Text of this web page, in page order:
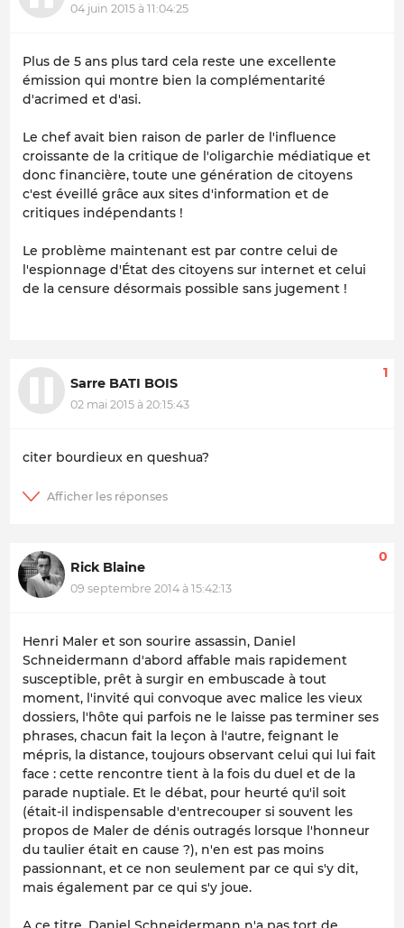
04 juin 2015 à 11:04:25
Plus de 5 ans plus tard cela reste une excellente
émission qui montre bien la complémentarité
d'acrimed et d'asi.
Le chef avait bien raison de parler de l'influence
croissante de la critique de l'oligarchie médiatique et
donc financière, toute une génération de citoyens
c'est éveillé grâce aux sites d'information et de
critiques indépendants !
Le problème maintenant est par contre celui de
l'espionnage d'État des citoyens sur internet et celui
de la censure désormais possible sans jugement !
Sarre BATI BOIS
02 mai 2015 à 20:15:43
1
citer bourdieux en queshua?
Rick Blaine
09 septembre 2014 à 15:42:13
0
Henri Maler et son sourire assassin, Daniel
Schneidermann d'abord affable mais rapidement
susceptible, prêt à surgir en embuscade à tout
moment, l'invité qui convoque avec malice les vieux
dossiers, l'hôte qui parfois ne le laisse pas terminer ses
phrases, chacun fait la leçon à l'autre, feignant le
mépris, la distance, toujours observant celui qui lui fait
face : cette rencontre tient à la fois du duel et de la
parade nuptiale. Et le débat, pour heurté qu'il soit
(était-il indispensable d'entrecouper si souvent les
propos de Maler de dénis outragés lorsque l'honneur
du taulier était en cause ?), n'en est pas moins
passionnant, et ce non seulement par ce qui s'y dit,
mais également par ce qui s'y joue.